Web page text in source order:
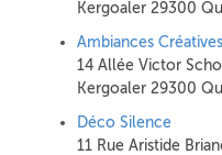
Kergoaler 29300
Ambiances
14 Allée Victor
Kergoaler 29300
Déco Silence
11 Rue Aristide